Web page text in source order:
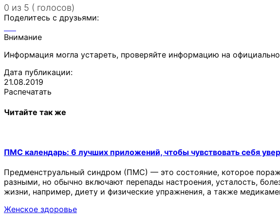
0 из 5 ( голосов)
Поделитесь с друзьями:
Внимание
Информация могла устареть, проверяйте информацию на
Дата публикации:
21.08.2019
Распечатать
Читайте так же
ПМС календарь: 6 лучших приложений, чтобы чувствовать себя
Предменструальный синдром (ПМС) — это состояние, которое
разными, но обычно включают перепады настроения, усталость,
жизни, например, диету и физические упражнения, а также
Женское здоровье